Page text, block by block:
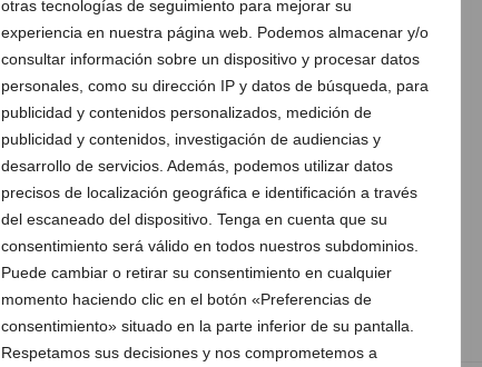
otras tecnologías de seguimiento para mejorar su
experiencia en nuestra página web. Podemos almacenar y/o
consultar información sobre un dispositivo y procesar datos
personales, como su dirección IP y datos de búsqueda, para
publicidad y contenidos personalizados, medición de
publicidad y contenidos, investigación de audiencias y
desarrollo de servicios. Además, podemos utilizar datos
precisos de localización geográfica e identificación a través
del escaneado del dispositivo. Tenga en cuenta que su
consentimiento será válido en todos nuestros subdominios.
Puede cambiar o retirar su consentimiento en cualquier
momento haciendo clic en el botón «Preferencias de
consentimiento» situado en la parte inferior de su pantalla.
Respetamos sus decisiones y nos comprometemos a